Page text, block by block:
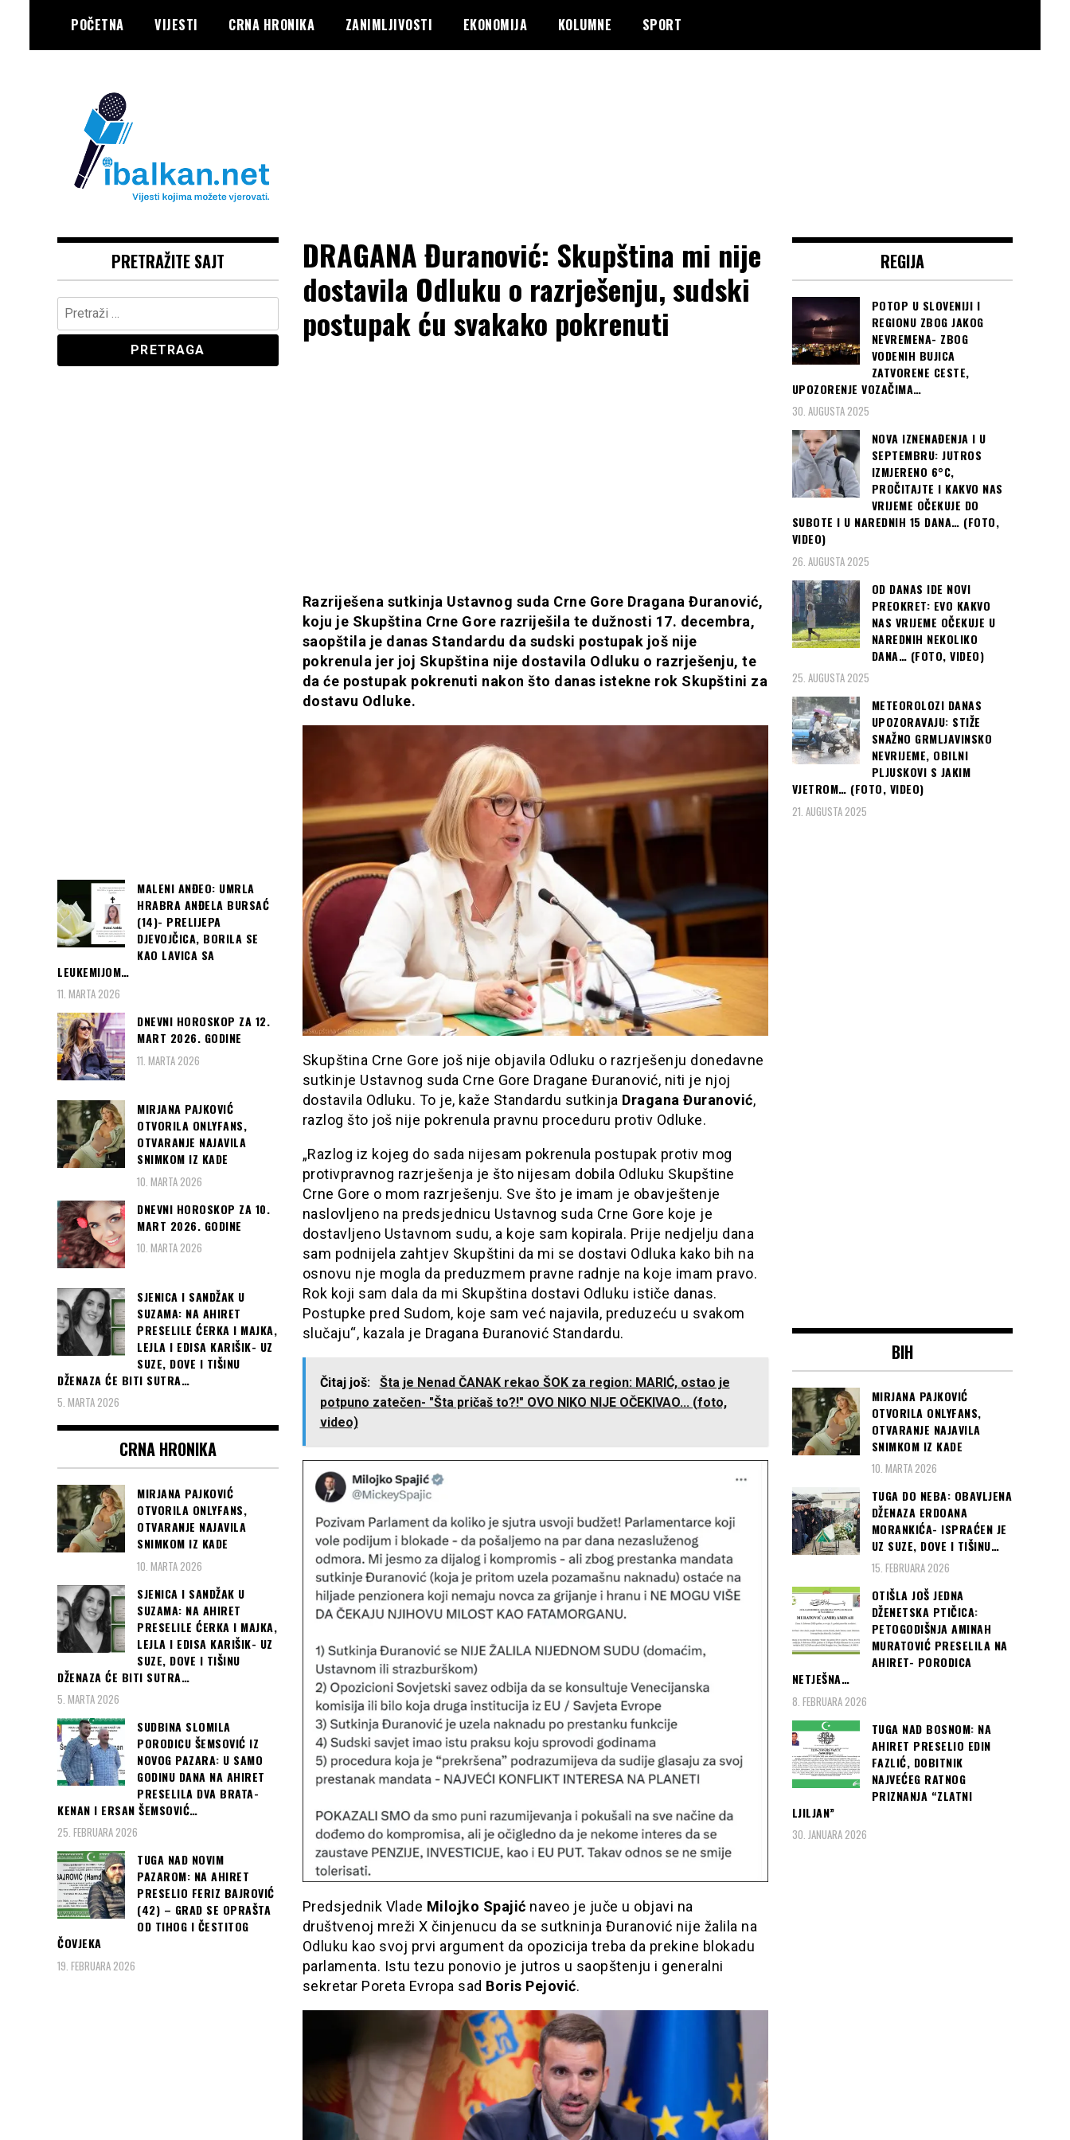
content
POČETNA VIJESTI CRNA HRONIKA ZANIMLJIVOSTI EKONOMIJA KOLUMNE SPORT
IBALKAN
DRAGANA Đuranović: Skupština mi nije
dostavila Odluku o razrješenju, sudski
postupak ću svakako pokrenuti
Razriješena sutkinja Ustavnog suda Crne Gore Dragana Đuranović,
koju je Skupština Crne Gore razriješila te dužnosti 17. decembra,
saopštila je danas Standardu da sudski postupak još nije
pokrenula jer joj Skupština nije dostavila Odluku o razrješenju, te
da će postupak pokrenuti nakon što danas istekne rok Skupštini za
dostavu Odluke.
Skupština Crne Gore još nije objavila Odluku o razrješenju donedavne
sutkinje Ustavnog suda Crne Gore Dragane Đuranović, niti je njoj
dostavila Odluku. To je, kaže Standardu sutkinja Dragana Đuranović,
razlog što još nije pokrenula pravnu proceduru protiv Odluke.
„Razlog iz kojeg do sada nijesam pokrenula postupak protiv mog
protivpravnog razrješenja je što nijesam dobila Odluku Skupštine
Crne Gore o mom razrješenju. Sve što je imam je obavještenje
naslovljeno na predsjednicu Ustavnog suda Crne Gore koje je
dostavljeno Ustavnom sudu, a koje sam kopirala. Prije nedjelju dana
sam podnijela zahtjev Skupštini da mi se dostavi Odluka kako bih na
osnovu nje mogla da preduzmem pravne radnje na koje imam pravo.
Rok koji sam dala da mi Skupština dostavi Odluku ističe danas.
Postupke pred Sudom, koje sam već najavila, preduzeću u svakom
slučaju“, kazala je Dragana Đuranović Standardu.
Čitaj još:
Šta je Nenad ČANAK rekao ŠOK za region: MARIĆ, ostao je
potpuno zatečen- "Šta pričaš to?!" OVO NIKO NIJE OČEKIVAO... (foto,
video)
Predsjednik Vlade Milojko Spajić naveo je juče u objavi na
društvenoj mreži X činjenucu da se sutkninja Đuranović nije žalila na
Odluku kao svoj prvi argument da opozicija treba da prekine blokadu
parlamenta. Istu tezu ponovio je jutros u saopštenju i generalni
sekretar Poreta Evropa sad Boris Pejović.
PRETRAŽITE SAJT
Pretraga:
MALENI ANĐEO: UMRLA
HRABRA ANĐELA BURSAĆ
(14)- PRELIJEPA
DJEVOJČICA, BORILA SE
KAO LAVICA SA
LEUKEMIJOM…
11. MARTA 2026
DNEVNI HOROSKOP ZA 12.
MART 2026. GODINE
11. MARTA 2026
MIRJANA PAJKOVIĆ
OTVORILA ONLYFANS,
OTVARANJE NAJAVILA
SNIMKOM IZ KADE
10. MARTA 2026
DNEVNI HOROSKOP ZA 10.
MART 2026. GODINE
10. MARTA 2026
SJENICA I SANDŽAK U
SUZAMA: NA AHIRET
PRESELILE ĆERKA I MAJKA,
LEJLA I EDISA KARIŠIK- UZ
SUZE, DOVE I TIŠINU
DŽENAZA ĆE BITI SUTRA…
5. MARTA 2026
CRNA HRONIKA
MIRJANA PAJKOVIĆ
OTVORILA ONLYFANS,
OTVARANJE NAJAVILA
SNIMKOM IZ KADE
10. MARTA 2026
SJENICA I SANDŽAK U
SUZAMA: NA AHIRET
PRESELILE ĆERKA I MAJKA,
LEJLA I EDISA KARIŠIK- UZ
SUZE, DOVE I TIŠINU
DŽENAZA ĆE BITI SUTRA…
5. MARTA 2026
SUDBINA SLOMILA
PORODICU ŠEMSOVIĆ IZ
NOVOG PAZARA: U SAMO
GODINU DANA NA AHIRET
PRESELILA DVA BRATA-
KENAN I ERSAN ŠEMSOVIĆ…
25. FEBRUARA 2026
TUGA NAD NOVIM
PAZAROM: NA AHIRET
PRESELIO FERIZ BAJROVIĆ
(42) – GRAD SE OPRAŠTA
OD TIHOG I ČESTITOG
ČOVJEKA
19. FEBRUARA 2026
REGIJA
POTOP U SLOVENIJI I
REGIONU ZBOG JAKOG
NEVREMENA- ZBOG
VODENIH BUJICA
ZATVORENE CESTE,
UPOZORENJE VOZAČIMA…
30. AUGUSTA 2025
NOVA IZNENAĐENJA I U
SEPTEMBRU: JUTROS
IZMJERENO 6°C,
PROČITAJTE I KAKVO NAS
VRIJEME OČEKUJE DO
SUBOTE I U NAREDNIH 15 DANA… (FOTO,
VIDEO)
26. AUGUSTA 2025
OD DANAS IDE NOVI
PREOKRET: EVO KAKVO
NAS VRIJEME OČEKUJE U
NAREDNIH NEKOLIKO
DANA… (FOTO, VIDEO)
25. AUGUSTA 2025
METEOROLOZI DANAS
UPOZORAVAJU: STIŽE
SNAŽNO GRMLJAVINSKO
NEVRIJEME, OBILNI
PLJUSKOVI S JAKIM
VJETROM… (FOTO, VIDEO)
21. AUGUSTA 2025
BIH
MIRJANA PAJKOVIĆ
OTVORILA ONLYFANS,
OTVARANJE NAJAVILA
SNIMKOM IZ KADE
10. MARTA 2026
TUGA DO NEBA: OBAVLJENA
DŽENAZA ERDOANA
MORANKIĆA- ISPRAĆEN JE
UZ SUZE, DOVE I TIŠINU…
15. FEBRUARA 2026
OTIŠLA JOŠ JEDNA
DŽENETSKA PTIČICA:
PETOGODIŠNJA AMINAH
MURATOVIĆ PRESELILA NA
AHIRET- PORODICA
NETJEŠNA…
8. FEBRUARA 2026
TUGA NAD BOSNOM: NA
AHIRET PRESELIO EDIN
FAZLIĆ, DOBITNIK
NAJVEĆEG RATNOG
PRIZNANJA “ZLATNI
LJILJAN”
30. JANUARA 2026